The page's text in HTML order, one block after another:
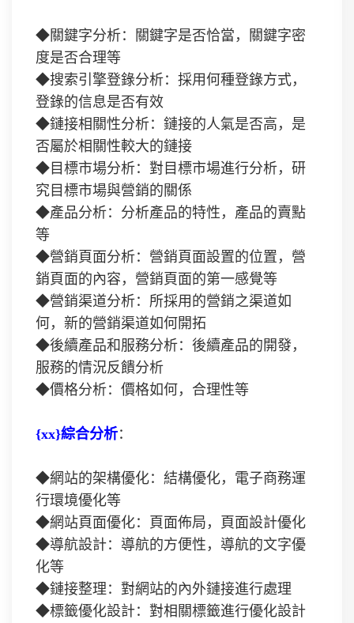
◆關鍵字分析：關鍵字是否恰當，關鍵字密
度是否合理等
◆搜索引擎登錄分析：採用何種登錄方式，
登錄的信息是否有效
◆鏈接相關性分析：鏈接的人氣是否高，是
否屬於相關性較大的鏈接
◆目標市場分析：對目標市場進行分析，研
究目標市場與營銷的關係
◆產品分析：分析產品的特性，產品的賣點
等
◆營銷頁面分析：營銷頁面設置的位置，營
銷頁面的內容，營銷頁面的第一感覺等
◆營銷渠道分析：所採用的營銷之渠道如
何，新的營銷渠道如何開拓
◆後續產品和服務分析：後續產品的開發，
服務的情況反饋分析
◆價格分析：價格如何，合理性等
{xx}綜合分析：
◆網站的架構優化：結構優化，電子商務運
行環境優化等
◆網站頁面優化：頁面佈局，頁面設計優化
◆導航設計：導航的方便性，導航的文字優
化等
◆鏈接整理：對網站的內外鏈接進行處理
◆標籤優化設計：對相關標籤進行優化設計